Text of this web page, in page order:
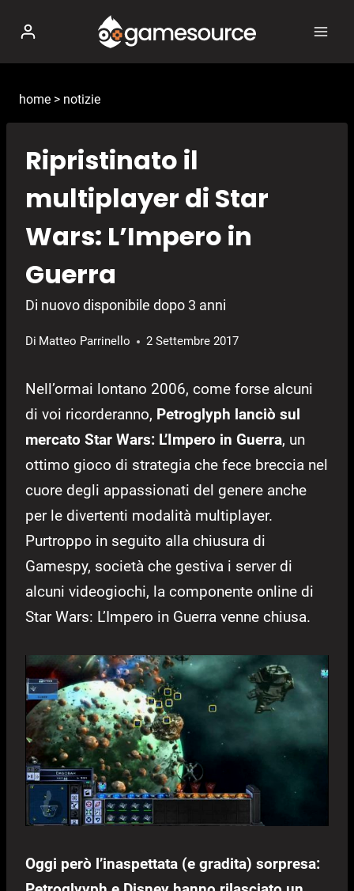
contenuto
home > notizie
Ripristinato il
multiplayer di Star
Wars: L’Impero in
Guerra
Di nuovo disponibile dopo 3 anni
Di Matteo Parrinello 2 Settembre 2017
Nell’ormai lontano 2006, come forse alcuni
di voi ricorderanno, Petroglyph lanciò sul
mercato Star Wars: L’Impero in Guerra, un
ottimo gioco di strategia che fece breccia nel
cuore degli appassionati del genere anche
per le divertenti modalità multiplayer.
Purtroppo in seguito alla chiusura di
Gamespy, società che gestiva i server di
alcuni videogiochi, la componente online di
Star Wars: L’Impero in Guerra venne chiusa.
Oggi però l’inaspettata (e gradita) sorpresa: